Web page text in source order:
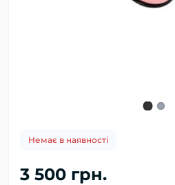
Немає в наявності
3 500 грн.